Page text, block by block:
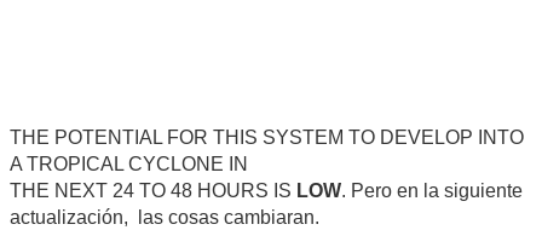
THE POTENTIAL FOR THIS SYSTEM TO DEVELOP INTO
A TROPICAL CYCLONE IN
THE NEXT 24 TO 48 HOURS IS LOW. Pero en la siguiente
actualización, las cosas cambiaran.